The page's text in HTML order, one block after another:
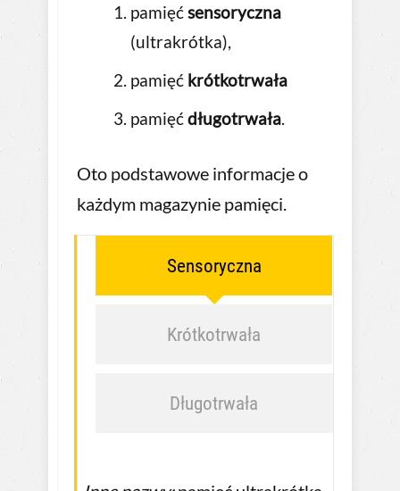
pamięćsensoryczna
(ultrakrótka),
pamięć krótkotrwała
pamięćdługotrwała.
Oto podstawowe informacje o
każdym magazynie pamięci.
Sensoryczna
Krótkotrwała
Długotrwała